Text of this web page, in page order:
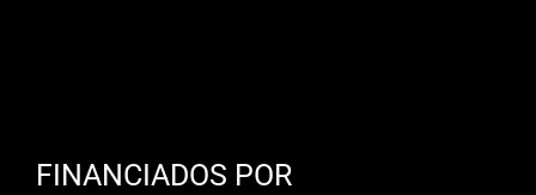
FINANCIADOS POR